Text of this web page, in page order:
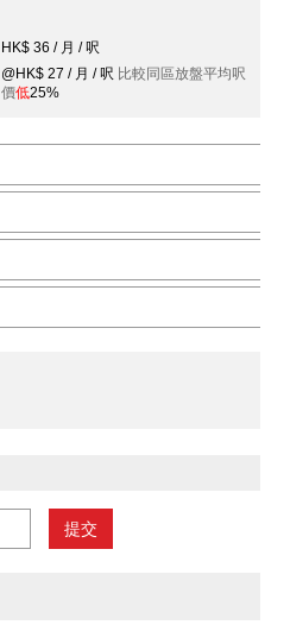
HK$ 36 / 月 / 呎
@HK$ 27 / 月 / 呎 比較同區放盤平均呎
價低25%
提交